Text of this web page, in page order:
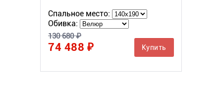
Спальное место:
Обивка:
130 680 ₽
74 488 ₽ Купить